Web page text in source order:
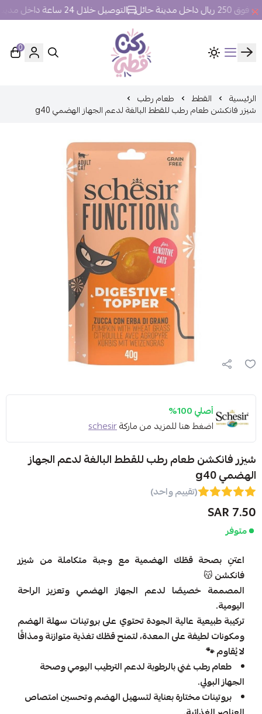
مدينة حائل التوصيل خلال 24 ساعة داخل مدينة حائل.
ركن قطي
0
الرئيسية القطط طعام رطب
شيزر فانكشن طعام رطب للقطط البالغة لدعم الجهاز الهضمي g40
أصلي 100%
اضغط هنا للمزيد من ماركةschesir
شيزر فانكشن طعام رطب للقطط البالغة لدعم الجهاز
الهضمي g40
(تقييم واحد)
7.50 SAR
متوفر
اعتنِ بصحة قطّك الهضمية مع وجبة متكاملة من شيزر
فانكشن😽
المصممة خصيصًا لدعم الجهاز الهضمي وتعزيز الراحة
اليومية.
تركيبة طبيعية عالية الجودة تحتوي على بروتينات سهلة الهضم
ومكونات لطيفة على المعدة، لتمنح قطّك تغذية متوازنة ومذاقًا
لا يُقاوم 🐾
طعام رطب غني بالرطوبة لدعم الترطيب اليومي وصحة
الجهاز البولي.
بروتينات مختارة بعناية لتسهيل الهضم وتحسين امتصاص